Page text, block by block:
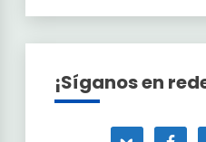
¡Síganos en